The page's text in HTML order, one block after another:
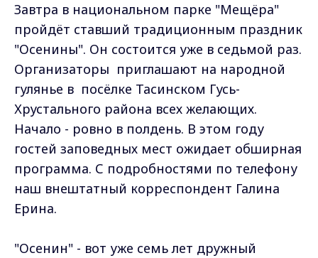
Завтра в национальном парке "Мещёра"
пройдёт ставший традиционным праздник
"Осенины". Он состоится уже в седьмой раз.
Организаторы приглашают на народной
гулянье в посёлке Тасинском Гусь-
Хрустального района всех желающих.
Начало - ровно в полдень. В этом году
гостей заповедных мест ожидает обширная
программа. С подробностями по телефону
наш внештатный корреспондент Галина
Ерина.
"Осенин" - вот уже семь лет дружный